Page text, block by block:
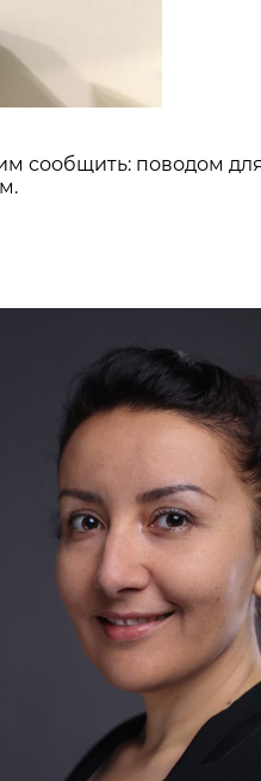
сообщить: поводом для